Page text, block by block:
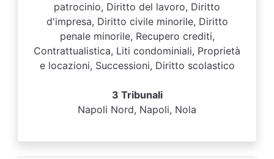
patrocinio, Diritto del lavoro, Diritto
d'impresa, Diritto civile minorile, Diritto
penale minorile, Recupero crediti,
Contrattualistica, Liti condominiali, Proprietà
e locazioni, Successioni, Diritto scolastico
3 Tribunali
Napoli Nord, Napoli, Nola